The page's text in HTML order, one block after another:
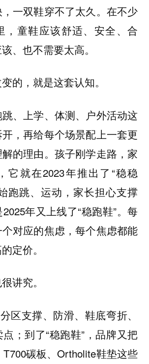
一双鞋穿不了太久。在不少
，童鞋应该舒适、安全、合
、也不需要太高。
的，就是这套认知。
、上学、体测、户外活动这
，再给每个场景配上一套更
的理由。 孩子刚学走路，家
它就在2023年推出了“稳稳
跑跳、运动，家长担心支撑
年又上线了“稳跑鞋”。每
对应的焦虑，每个焦虑都能
定价。
讲究。
区支撑、防滑、鞋底弯折、
；到了“稳跑鞋”，品牌又把
碳板、Ortholite鞋垫这些